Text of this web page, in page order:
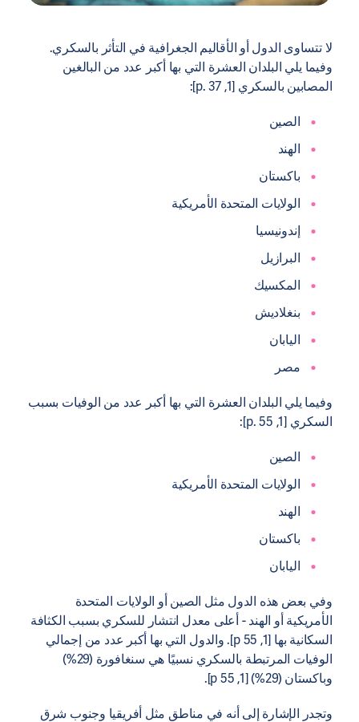
لا تتساوى الدول أو الأقاليم الجغرافية في التأثر بالسكري.
وفيما يلي البلدان العشرة التي بها أكبر عدد من البالغين
المصابين بالسكري [1, p. 37]:
الصين
الهند
باكستان
الولايات المتحدة الأمريكية
إندونيسيا
البرازيل
المكسيك
بنغلاديش
اليابان
مصر
وفيما يلي البلدان العشرة التي بها أكبر عدد من الوفيات بسبب
السكري [1, p. 55]:
الصين
الولايات المتحدة الأمريكية
الهند
باكستان
اليابان
وفي بعض هذه الدول مثل الصين أو الولايات المتحدة
الأمريكية أو الهند - أعلى معدل انتشار للسكري بسبب الكثافة
السكانية بها [1, p 55]. والدول التي بها أكبر عدد من إجمالي
الوفيات المرتبطة بالسكري نسبيًا هي سنغافورة (29%)
وباكستان (29%) [1, p 55].
وتجدر الإشارة إلى أنه في مناطق مثل أفريقيا وجنوب شرق